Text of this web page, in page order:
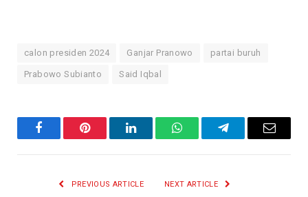
calon presiden 2024 Ganjar Pranowo partai buruh
Prabowo Subianto Said Iqbal
FacebookPinterest LinkedInWhatsAppTelegramEmail
PREVIOUS ARTICLE NEXT ARTICLE